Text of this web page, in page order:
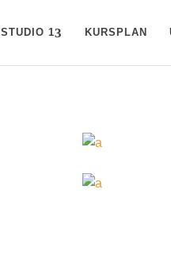
STUDIO 1 KURSPLAN